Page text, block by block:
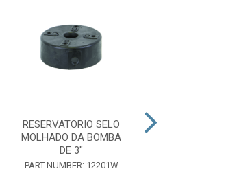
RESERVATORIO SELO
MOLHADO DA BOMBA
DE 3"
PART NUMBER: 12201W